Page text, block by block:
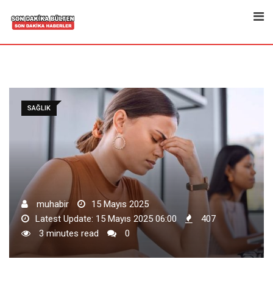
SAĞLIK
muhabir
15 Mayıs 2025
Latest Update: 15 Mayıs 2025 06:00
407
3 minutes read
0